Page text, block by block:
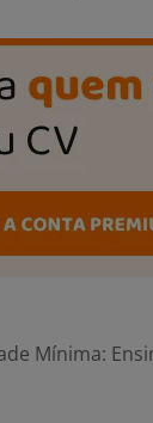
Mínima: